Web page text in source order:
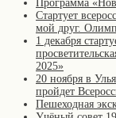
Программа
Стартует
мой друг.
1 декабря
2025»
20 ноября в
пройдет
Пешеходная